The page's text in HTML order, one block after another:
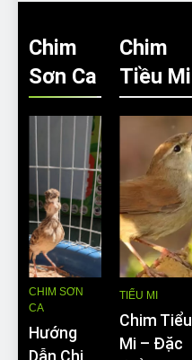
Chim
Sơn Ca
CHIM SƠN
CA
Hướng
Chim
Tiều Mi
TIỂU MI
Chim Tiểu
Mi – Đặc